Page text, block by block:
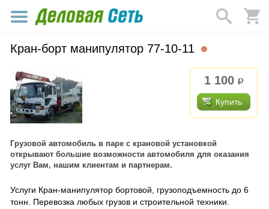
Кран-борт манипулятор 77-10-11
1 100 р.
Купить
Грузовой автомобиль в паре с крановой установкой
открывают большие возможности автомобиля для оказания
услуг Вам, нашим клиентам и партнерам.
Услуги Кран-манипулятор бортовой, грузоподъемность до 6
тонн. Перевозка любых грузов и строительной техники.